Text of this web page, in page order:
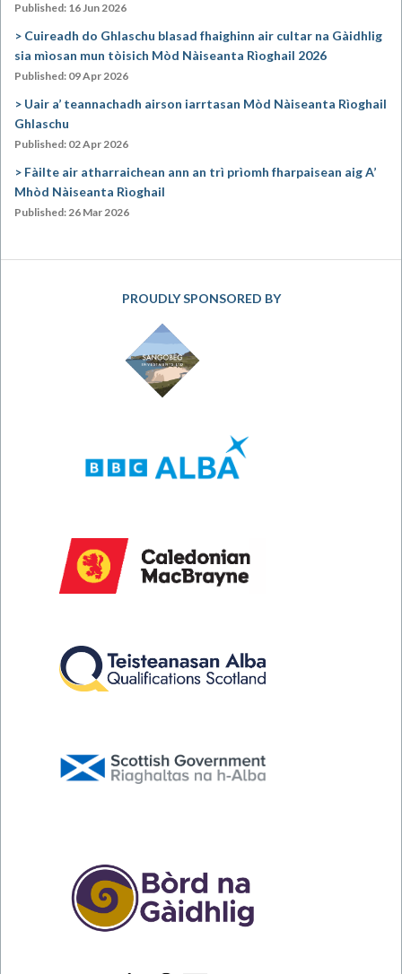
Published: 16 Jun 2026
Cuireadh do Ghlaschu blasad fhaighinn air cultar na Gàidhlig
sia mìosan mun tòisich Mòd Nàiseanta Rìoghail 2026
Published: 09 Apr 2026
Uair a’ teannachadh airson iarrtasan Mòd Nàiseanta Rìoghail
Ghlaschu
Published: 02 Apr 2026
Fàilte air atharraichean ann an trì prìomh fharpaisean aig A’
Mhòd Nàiseanta Rìoghail
Published: 26 Mar 2026
PROUDLY SPONSORED BY